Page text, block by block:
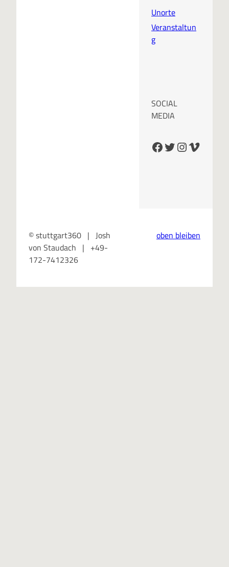
Unorte
Veranstaltun
g
SOCIAL
MEDIA
Facebook Twitter InstagramVimeo
© stuttgart360 | Josh
von Staudach | +49-
172-7412326
oben bleiben